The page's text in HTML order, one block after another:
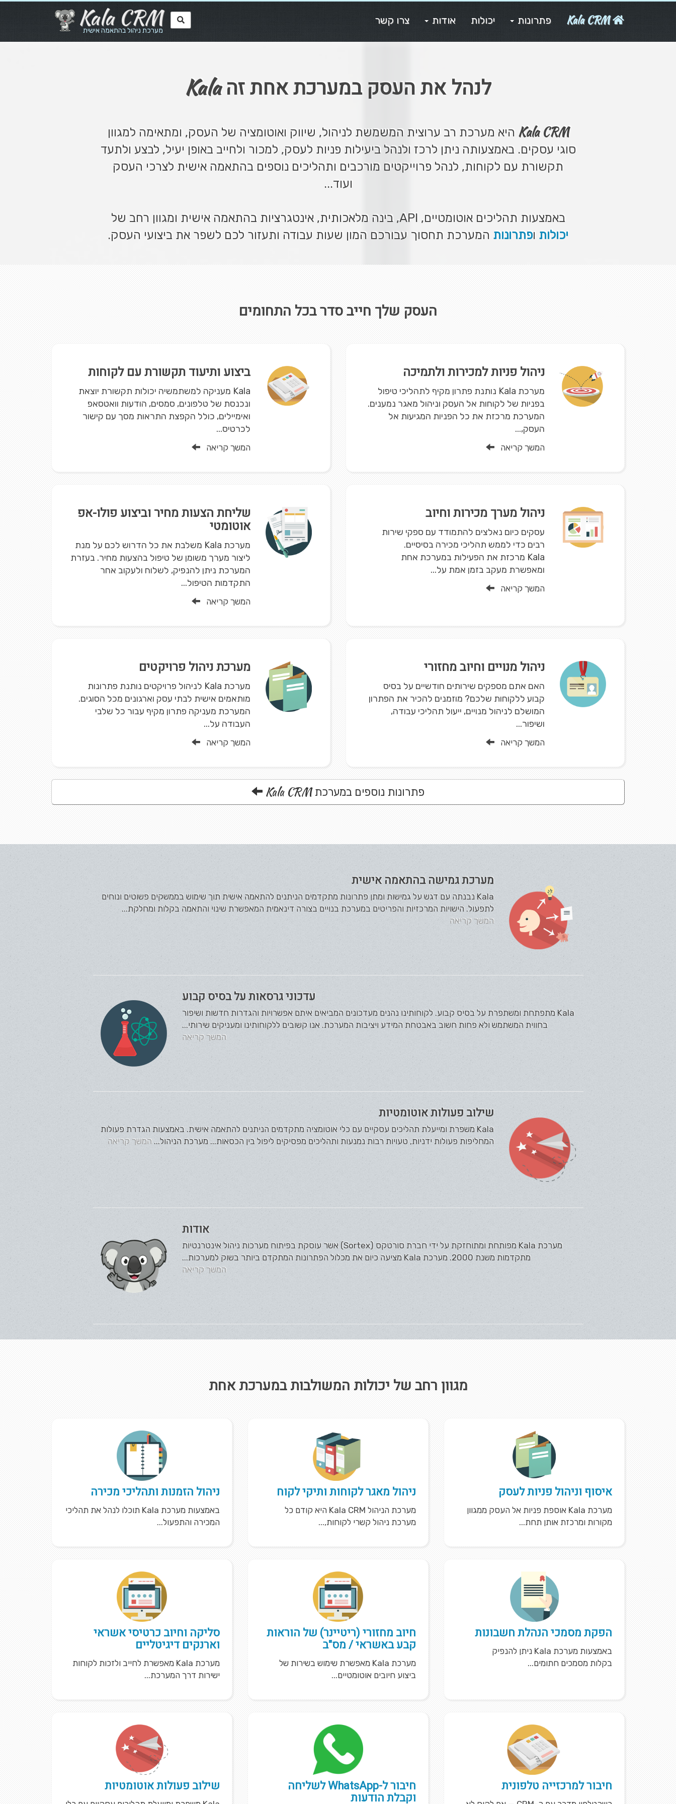
Kala CRM
מערכת ניהול בהתאמה אישית
Kala CRM פתרונות יכולות אודות צרו קשר
לנהל את העסק במערכת אחת זהKala
Kala CRM היא מערכת רב ערוצית המשמשת לניהול, שיווק ואוטומציה של העסק, ומתאימה למגוון
סוגי עסקים. באמצעותה ניתן לרכז ולנהל ביעילות פניות לעסק, למכור ולחייב באופן יעיל, לבצע ולתעד
תקשורת עם לקוחות, לנהל פרוייקטים מורכבים ותהליכים נוספים בהתאמה אישית לצרכי העסק
ועוד...
באמצעות תהליכים אוטומטיים, API, בינה מלאכותית, אינטגרציות בהתאמה אישית ומגוון רחב של
יכולות ופתרונות המערכת תחסוך עבורכם המון שעות עבודה ותעזור לכם לשפר את ביצועי העסק.
העסק שלך חייב סדר בכל התחומים
ניהול פניות למכירות ולתמיכה
מערכת Kala נותנת פתרון מקיף לתהליכי טיפול
בפניות של לקוחות אל העסק וניהול מאגר נמענים.
המערכת מרכזת את כל הפניות המגיעות אל
העסק,...
המשך קריאה
ביצוע ותיעוד תקשורת עם לקוחות
Kala מעניקה למשתמשיה יכולות תקשורת יוצאת
ונכנסת של טלפונים, סמסים, הודעות וואטסאפ
ואימיילים, כולל הקפצת התראות מסך עם קישור
לכרטיס...
המשך קריאה
ניהול מערך מכירות וחיוב
עסקים כיום נאלצים להתמודד עם ספקי שירות
רבים כדי לממש תהליכי מכירה בסיסיים.
Kala מרכזת את הפעילות במערכת אחת
ומאפשרת מעקב בזמן אמת על...
המשך קריאה
שליחת הצעות מחיר וביצוע פולו-אפ
אוטומטי
מערכת Kala משלבת את כל הדרוש לכם על מנת
ליצור מערך משומן של טיפול בהצעות מחיר. בעזרת
המערכת ניתן להנפיק, לשלוח ולעקוב אחר
התקדמות הטיפול...
המשך קריאה
ניהול מנויים וחיוב מחזורי
האם אתם מספקים שירותים חודשיים על בסיס
קבוע ללקוחות שלכם? מוזמנים להכיר את הפתרון
המושלם לניהול מנויים, ייעול תהליכי עבודה,
ושיפור...
המשך קריאה
מערכת ניהול פרויקטים
מערכת Kala לניהול פרויקטים נותנת פתרונות
מותאמים אישית לבתי עסק וארגונים מכל הסוגים.
המערכת מעניקה פתרון מקיף עבור כל שלבי
העבודה על...
המשך קריאה
פתרונות נוספים במערכתKala CRM
מערכת גמישה בהתאמה אישית
Kala נבנתה עם דגש על גמישות ומתן פתרונות מתקדמים הניתנים להתאמה אישית תוך שימוש בממשקים פשוטים ונוחים
לתפעול. הישויות המרכזיות והפריטים במערכת בנויים בצורה דינאמית המאפשרת שינוי והתאמה בקלות ומחלקת...
המשך קריאה
עדכוני גרסאות על בסיס קבוע
Kala מתפתחת ומשתפרת על בסיס קבוע. לקוחותינו נהנים מעדכונים המביאים איתם אפשרויות והגדרות חדשות ושיפור
בחווית המשתמש ולא פחות חשוב באבטחת המידע ויציבות המערכת. אנו קשובים ללקוחותינו ומעניקים שירותי...
המשך קריאה
שילוב פעולות אוטומטיות
Kala משפרת ומייעלת תהליכים עסקיים עם כלי אוטומציה מתקדמים הניתנים להתאמה אישית. באמצעות הגדרת פעולות
המחליפות פעולות ידניות, טעויות רבות נמנעות ותהליכים מפסיקים ליפול בין הכסאות... מערכת הניהול... המשך קריאה
אודות
מערכת Kala מפותחת ומתוחזקת על ידי חברת סורטקס (Sortex) אשר עוסקת בפיתוח מערכות ניהול אינטרנטיות
מתקדמות משנת 2000. מערכת Kala מציעה כיום את מכלול הפתרונות המתקדם ביותר בשוק למערכות...
המשך קריאה
מגוון רחב של יכולות המשולבות במערכת אחת
איסוף וניהול פניות לעסק
מערכת Kala אוספת פניות אל העסק ממגוון
מקורות ומרכזת אותן תחת...
ניהול מאגר לקוחות ותיקי לקוח
מערכת הניהול Kala CRM היא קודם כל
מערכת ניהול קשרי לקוחות,...
ניהול הזמנות ותהליכי מכירה
באמצעות מערכת Kala תוכלו לנהל את תהליכי
המכירה והתפעול...
הפקת מסמכי הנהלת חשבונות
באמצעות מערכת Kala ניתן להנפיק
בקלות מסמכים חתומים...
חיוב מחזורי (ריטיינר) של הוראות
קבע באשראי / מס"ב
מערכת Kala מאפשרת שימוש בשירות של
ביצוע חיובים אוטומטיים...
סליקה וחיוב כרטיסי אשראי
וארנקים דיגיטליים
מערכת Kala מאפשרת לחייב ולזכות לקוחות
ישירות דרך המערכת...
חיבור למרכזייה טלפונית חיבור ל-WhatsApp לשליחה
וקבלת הודעות
שילוב פעולות אוטומטיות